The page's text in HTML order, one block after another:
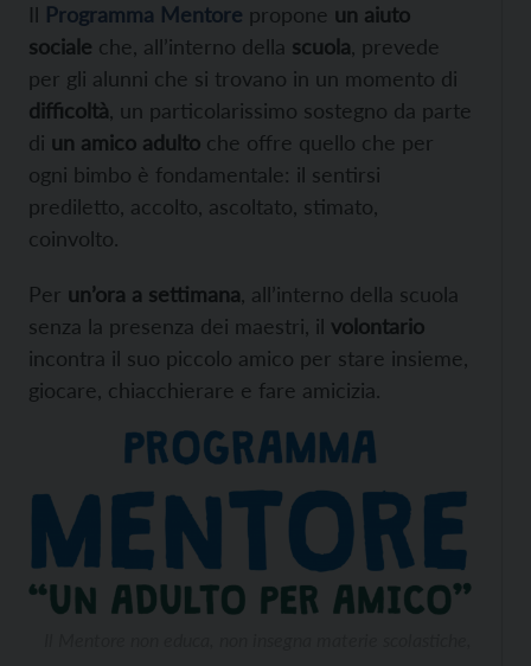
Il Programma Mentore propone un aiuto
sociale che, all’interno della scuola , prevede
per gli alunni che si trovano in un momento di
difficoltà , un particolarissimo sostegno da parte
di un amico adulto che offre quello che per
ogni bimbo è fondamentale: il sentirsi
prediletto, accolto, ascoltato, stimato,
coinvolto.
Per un’ora a settimana , all’interno della scuola
senza la presenza dei maestri, il volontario
incontra il suo piccolo amico per stare insieme,
giocare, chiacchierare e fare amicizia.